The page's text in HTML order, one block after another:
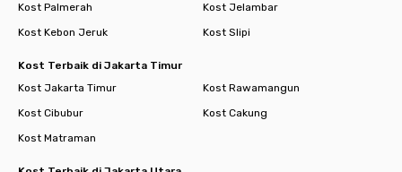
Kost Palmerah
Kost Jelambar
Kost Kebon Jeruk
Kost Slipi
Kost Terbaik di Jakarta Timur
Kost Jakarta Timur
Kost Rawamangun
Kost Cibubur
Kost Cakung
Kost Matraman